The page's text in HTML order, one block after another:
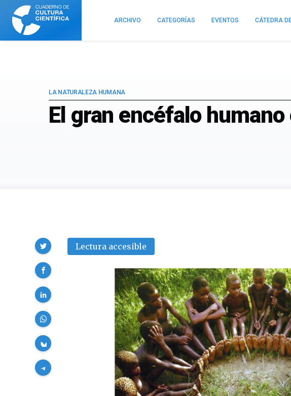
Cuaderno
Cultura
Científica
ARCHIVO CATEGORÍAS EVENTOS CÁTEDRA
El gran encéfalo
LA NATURALEZA HUMANA
Lectura accesible
Compartir